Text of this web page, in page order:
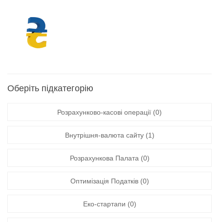
Оберіть підкатегорію
Розрахунково-касові операції (0)
Внутрішня-валюта сайту (1)
Розрахункова Палата (0)
Оптимізація Податків (0)
Еко-стартапи (0)